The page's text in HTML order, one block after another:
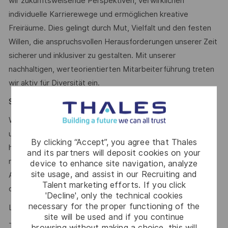
By clicking “Accept”, you agree that Thales
and its partners will deposit cookies on your
device to enhance site navigation, analyze
site usage, and assist in our Recruiting and
Talent marketing efforts. If you click
'Decline', only the technical cookies
necessary for the proper functioning of the
site will be used and if you continue
individuelle Karrierewege und ermöglichen kreative
Freiräume. Dies gelingt durch Mut, Vielfalt und den festen
Willen, die anspruchsvollen Herausforderungen unserer Zeit
sicherer und inklusiver zu gestalten. Mit unserer
nachhaltigen, werteorientierten Mitarbeiterführung treten
wir aktiv für Diversität ein.
Say HI* – Dein Weg zu uns
Wenn die Zeichen der Zeit auf Veränderung stehen, sind
unsere internationalen Teams da, um der Komplexität von
heute mit den branchenführenden Technologien von
morgen zu begegnen. Bist du dabei? Dein/e
Ansprechpartnerin Lisa Ungemach freut sich schon auf
deine Online-Bewerbung über unser Karriereportal.
Lisa Ungemach #LI-LU1